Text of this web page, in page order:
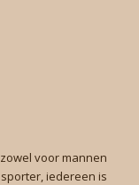
voor mannen
iedereen is